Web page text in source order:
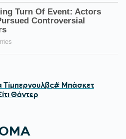
Τίμπεργουλβς# Μπάσκετ
Θάντερ